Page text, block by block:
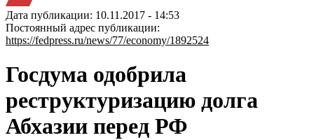
Дата публикации: 10.11.2017 - 14:53
Постоянный адрес публикации:
https://fedpress.ru/news/77/economy/1892524
Госдума одобрила
реструктуризацию долга
Абхазии перед РФ